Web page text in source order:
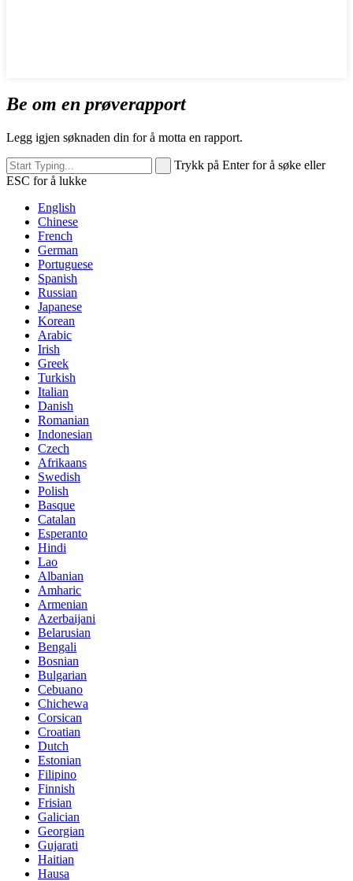
Be om en prøverapport
Legg igjen søknaden din for å motta en rapport.
Trykk på Enter for å søke eller
ESC for å lukke
English
Chinese
French
German
Portuguese
Spanish
Russian
Japanese
Korean
Arabic
Irish
Greek
Turkish
Italian
Danish
Romanian
Indonesian
Czech
Afrikaans
Swedish
Polish
Basque
Catalan
Esperanto
Hindi
Lao
Albanian
Amharic
Armenian
Azerbaijani
Belarusian
Bengali
Bosnian
Bulgarian
Cebuano
Chichewa
Corsican
Croatian
Dutch
Estonian
Filipino
Finnish
Frisian
Galician
Georgian
Gujarati
Haitian
Hausa